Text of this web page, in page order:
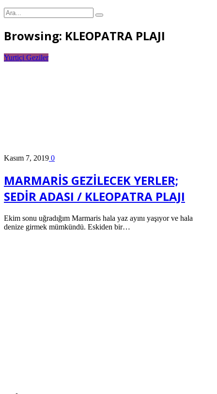
Browsing: KLEOPATRA PLAJI
Yurtiçi Geziler
Kasım 7, 2019 0
MARMARİS GEZİLECEK YERLER;
SEDİR ADASI / KLEOPATRA PLAJI
Ekim sonu uğradığım Marmaris hala yaz ayını yaşıyor ve hala
denize girmek mümkündü. Eskiden bir…